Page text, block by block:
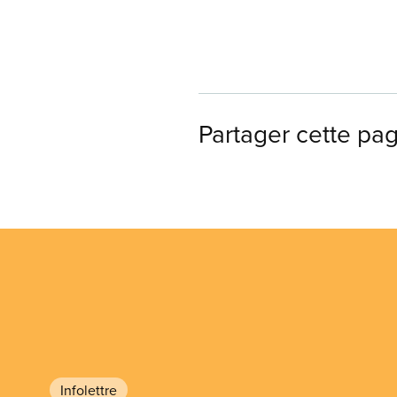
Partager cette
Infolettre